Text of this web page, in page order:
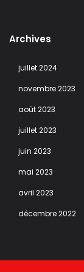
Archives
juillet 2024
novembre 2023
août 2023
juillet 2023
juin 2023
mai 2023
avril 2023
décembre 2022